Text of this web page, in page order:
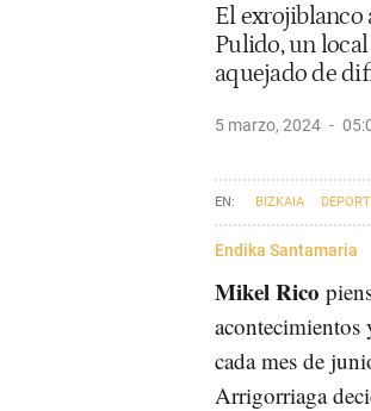
El exrojiblanco
Pulido, un
aquejado de
5 marzo, 2024
BIZKAIA
Endika Santamaria
Mikel Rico
acontecimientos
cada mes de
Arrigorriaga